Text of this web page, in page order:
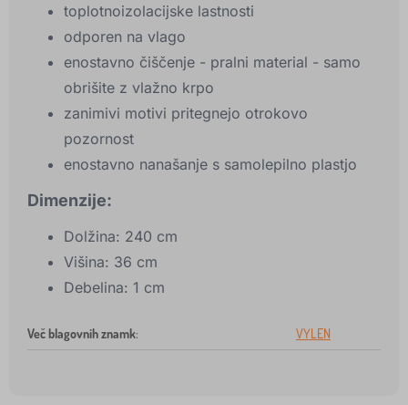
toplotnoizolacijske lastnosti
odporen na vlago
enostavno čiščenje - pralni material - samo
obrišite z vlažno krpo
zanimivi motivi pritegnejo otrokovo
pozornost
enostavno nanašanje s samolepilno plastjo
Dimenzije:
Dolžina: 240 cm
Višina: 36 cm
Debelina: 1 cm
Več blagovnih znamk: VYLEN